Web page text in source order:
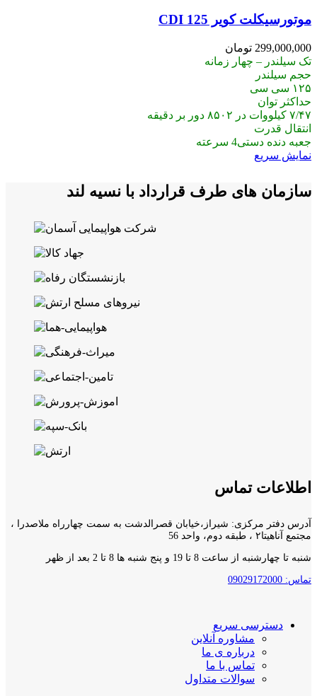
موتورسیکلت کویر CDI 125
299,000,000 تومان
تک سیلندر – چهار زمانه
حجم سیلندر
۱۲۵ سی سی
حداکثر توان
۷/۴۷ کیلووات در ۸۵۰۲ دور بر دقیقه
انتقال قدرت
جعبه دنده دستی4 سرعته
نمایش سریع
سازمان های طرف قرارداد با نسیه لند
اطلاعات تماس
آدرس دفتر مرکزی: شیراز،خیابان قصرالدشت به سمت چهارراه ملاصدرا ،
مجتمع آناهیتا۲ ، طبقه دوم، واحد 56
شنبه تا چهارشنبه از ساعت 8 تا 19 و پنج شنبه ها 8 تا 2 بعد از ظهر
تماس: 09029172000
دسترسی سریع
مشاوره آنلاین
درباره ی ما
تماس با ما
سوالات متداول